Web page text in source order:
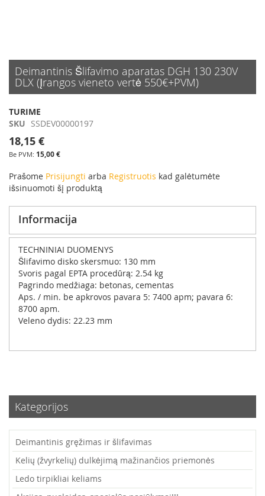
Deimantinis Šlifavimo aparatas DGH 130 230V
DLX (Įrangos vieneto vertė 550€+PVM)
TURIME
SKU SSDEV00000197
18,15 €
15,00 €
Prašome Prisijungti arba Registruotis kad galėtumėte
išsinuomoti šį produktą
to
the
of
the
images
gallery
Informacija
TECHNINIAI DUOMENYS
Šlifavimo disko skersmuo: 130 mm
Svoris pagal EPTA procedūrą: 2.54 kg
Pagrindo medžiaga: betonas, cementas
Aps. / min. be apkrovos pavara 5: 7400 apm; pavara 6:
8700 apm.
Veleno dydis: 22.23 mm
Kategorijos
Deimantinis gręžimas ir šlifavimas
Kelių (žvyrkelių) dulkėjimą mažinančios priemonės
Ledo tirpikliai keliams